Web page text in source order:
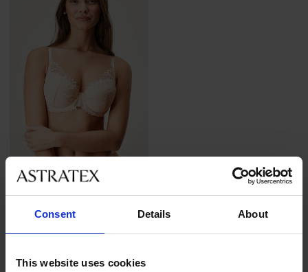
Consent Details About
This website uses cookies
Podprsenka Purdie s
1 399 Kč